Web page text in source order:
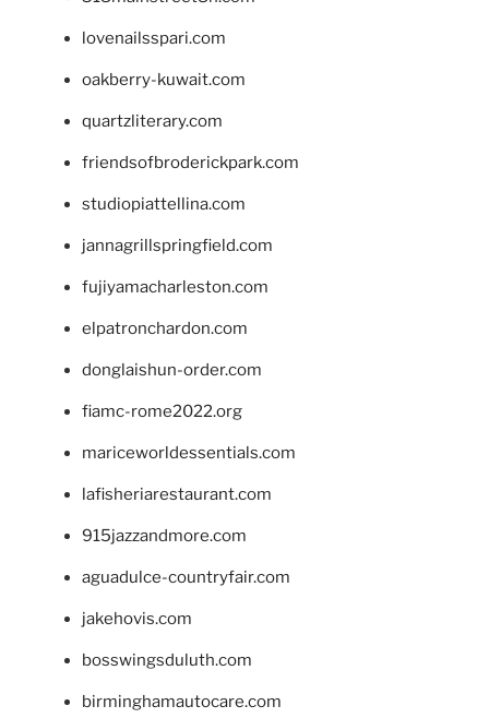
lovenailsspari.com
oakberry-kuwait.com
quartzliterary.com
friendsofbroderickpark.com
studiopiattellina.com
jannagrillspringfield.com
fujiyamacharleston.com
elpatronchardon.com
donglaishun-order.com
fiamc-rome2022.org
mariceworldessentials.com
lafisheriarestaurant.com
915jazzandmore.com
aguadulce-countryfair.com
jakehovis.com
bosswingsduluth.com
birminghamautocare.com